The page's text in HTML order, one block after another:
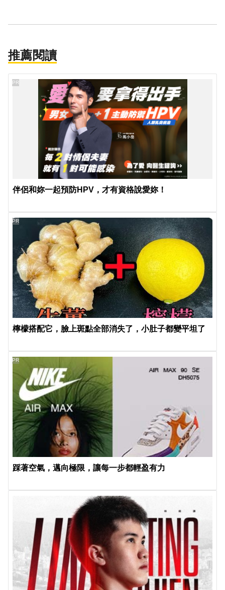
推薦閱讀
伴侶和妳一起預防HPV，才有資格說愛妳！
PR
檸檬搭配它，臉上斑點全部消失了，小肚子都變平坦了
PR
踩著空氣，邁向極限，讓每一步都輕盈有力
PR